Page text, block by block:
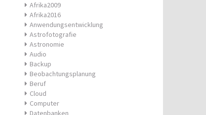
Afrika2009
Afrika2016
Anwendungsentwicklung
Astrofotografie
Astronomie
Audio
Backup
Beobachtungsplanung
Beruf
Cloud
Computer
Datenbanken